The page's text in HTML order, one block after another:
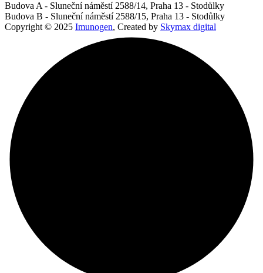
Budova A - Sluneční náměstí 2588/14, Praha 13 - Stodůlky
Budova B - Sluneční náměstí 2588/15, Praha 13 - Stodůlky
Copyright © 2025 Imunogen, Created by Skymax digital